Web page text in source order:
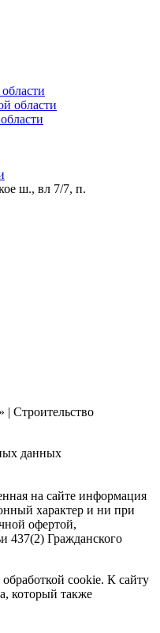
области
ш., вл 7/7, п.
Строительство
данных
на сайте информация
характер и ни при
офертой,
437(2) Гражданского
cookie. К сайту
который также